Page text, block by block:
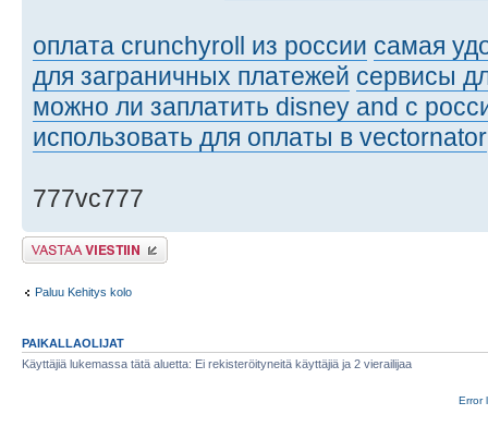
оплата crunchyroll из россии самая
для заграничных платежей сервисы
можно ли заплатить disney and с
использовать для оплаты в vectornator
777vc777
Lähetä vastaus
Paluu Kehitys kolo
PAIKALLAOLIJAT
Käyttäjiä lukemassa tätä aluetta: Ei rekisteröityneitä käyttäjiä ja 2 vierailijaa
Error